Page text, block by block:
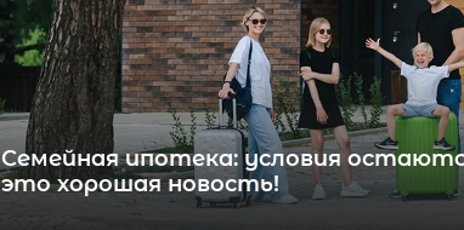
Семейная ипотека: условия
это хорошая новость!